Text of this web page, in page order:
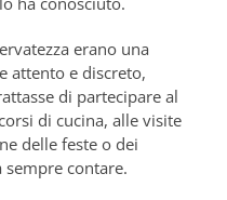
erano una
attento e discreto,
di partecipare al
di cucina, alle visite
delle feste o dei
contare.